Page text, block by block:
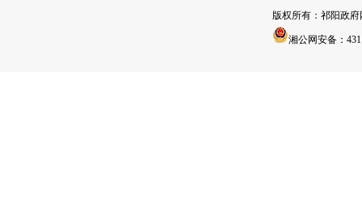
版权所有：祁阳政
湘公网安备：